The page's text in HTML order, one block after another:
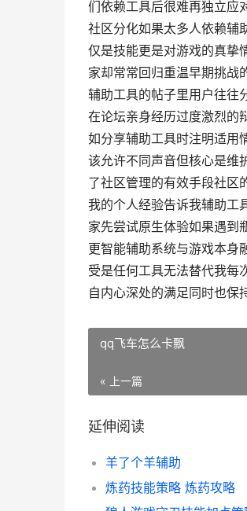
们依赖工具后很难再独立应
社区分化如果太多人依赖辅
仅是技能更是对游戏的真挚
家却常常回归重温早期挑战
辅助工具的帖子里用户往往
在论坛亲身经历过度激烈的
如分享辅助工具时注明适用
该允许不同声音但核心是维
了社区管理的有效手段社区
我的个人经验告诉我辅助工
家先尝试原生体验如果遇到
更智能辅助系统与游戏本身
受是任何工具无法替代我每
自内心深处的满足同时也保
qq飞车怎么卡飘
« 上一篇
延伸阅读
羊了个羊辅助
炼药技能策略 炼药攻略